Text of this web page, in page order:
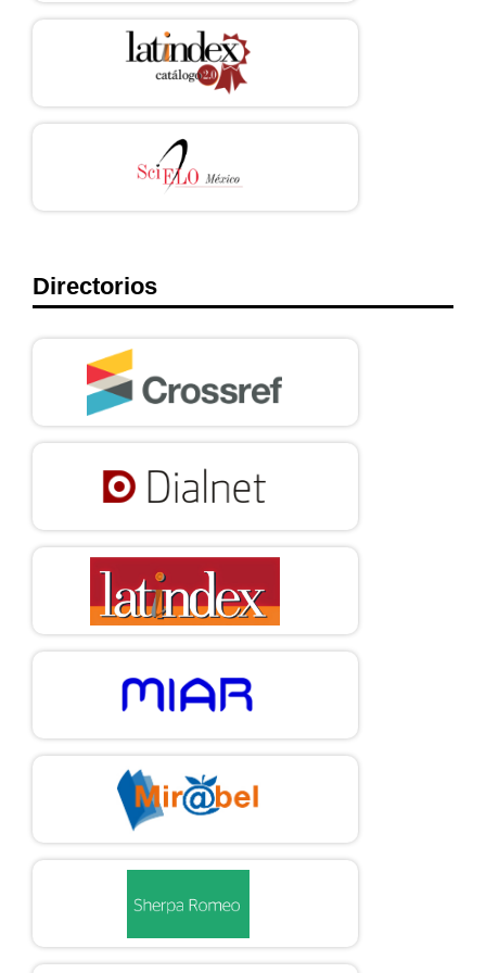
http://dx.doi.org/10.5209/rev_RGID.2015.v25.n2.51231
Rodríguez, I. (2002). El efecto de las tic en la organización de la
acción colectiva: la virtualización de los movimientos sociales.
Barcelona, España: Universidad Autónoma de Barcelona-
https://www.uoc.edu/web/esp/art/uoc/irodriguez0602/irodriguez
Rosenzvaig, E. (2006). La fragilidad y el capitalismo. Bogotá,
Colombia: Ediciones Casas de las Américas.
Rovira, G. (2016). Activismo en red y multitudes conectadas.
Sánchez, A. (2017). Territorio, extractivismo y (des)ciudadanía en
América Latina. Cotidiano 201 (32), 17-26.
Gobierno de Jalisco) (2017). Área Metropolitana de Guadalajara.
https://www.jalisco.gob.mx/es/jalisco/guadalajara
Sili, M. (2019). Estilos y lógicas de acción territorial. La
experiencia reciente de los municipios del Paraguay. revista de
administração pública 53(5), 917-941.
http://dx.doi.org/10.1590/0034-761220180260
Subirats, J. (2019). Movimientos sociales y esfera local. La
proximidad como espacio de protección y emancipación.
Tamayo, C., y Navarro, D. (2017). Después de la guerra: otra
Medellín. Ciudadanías comunicativas, apropiación urbana y
resignificación de espacios públicos en clave de memoria y
posconflicto. Signo y pensamiento, 36(70), 54-73.
https://doi.org/10.11144/Javeriana.syp36-70.dgmc
conflicto armado o violencia desde una mirada transnacional.
Palabra Clave, 21(4), 1107-1135. https://doi.org/
UNDP (United Nations Development Programme), & ophi
(Oxford Poverty and Human Development Initiative). (2019).
Global Multidimensional Poverty Index 2019. Illuminating
Inequalities. http://hdr.undp.org/en/content/2019-mpi
Velasco, S. (2016). Proyecto educativo y movilización política. El
caso de Cesder en la Sierra Norte de Puebla. En G. Olivier
202). Universidad Autónoma Metropolitana.
de México en el siglo xxi. ¿Activismo encauzado al derecho versus
Directorios